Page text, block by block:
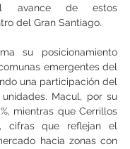
avance de estos
del Gran Santiago.
su posicionamiento
emergentes del
una participación del
Macul, por su
mientras que Cerrillos
cifras que reflejan el
hacia zonas con